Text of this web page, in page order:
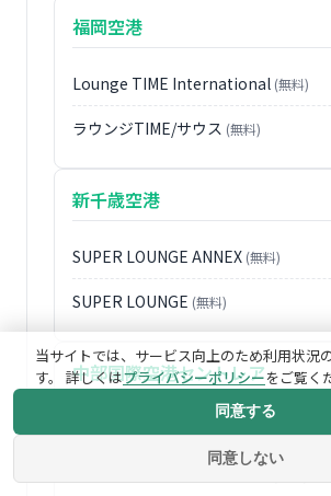
福岡空港
Lounge TIME International (無料)
ラウンジTIME/サウス (無料)
新千歳空港
SUPER LOUNGE ANNEX (無料)
SUPER LOUNGE (無料)
中部国際空港セントレア
QUALIA LOUNGE
当サイトでは、サービス向上のため利用状況
す。 詳しくはプライバシーポリシーをご覧く
同意しない
同意する